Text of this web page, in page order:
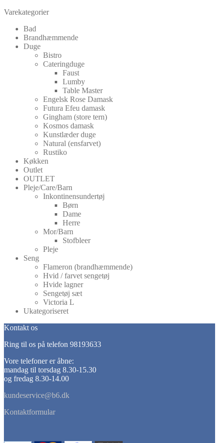
Varekategorier
Bad
Brandhæmmende
Duge
Bistro
Cateringduge
Faust
Lumby
Table Master
Engelsk Rose Damask
Futura Efeu damask
Gingham (store tern)
Kosmos damask
Kunstlæder duge
Natural (ensfarvet)
Rustiko
Køkken
Outlet
OUTLET
Pleje/Care/Barn
Inkontinensundertøj
Børn
Dame
Herre
Mor/Barn
Stofbleer
Pleje
Seng
Flameron (brandhæmmende)
Hvid / farvet sengetøj
Hvide lagner
Sengetøj sæt
Victoria L
Ukategoriseret
Kontakt os
Ring til os på telefon 98193633
Vore telefoner er åbne:
mandag til torsdag 8.30-15.30
og fredag 8.30-14.00
kundeservice@b6.dk
Kontaktformular